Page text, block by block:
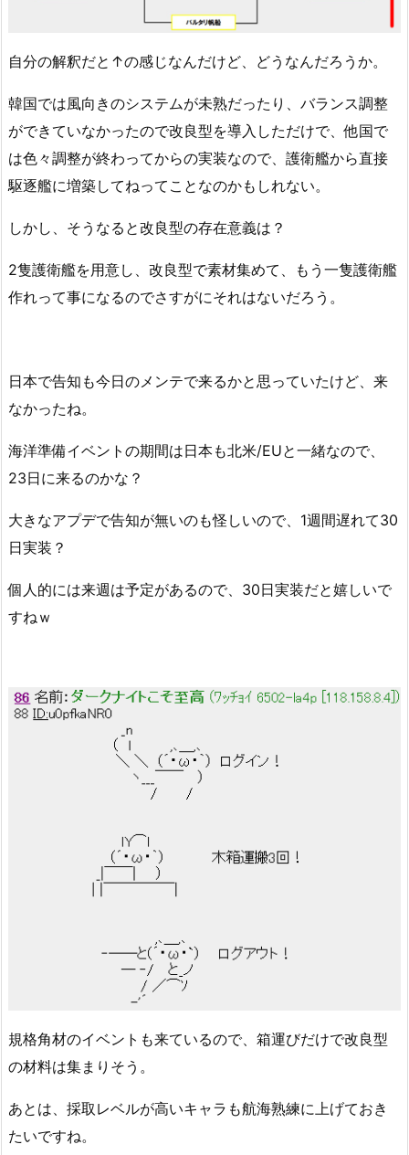
自分の解釈だと↑の感じなんだけど、どうなんだろうか。
韓国では風向きのシステムが未熟だったり、バランス調整
ができていなかったので改良型を導入しただけで、他国で
は色々調整が終わってからの実装なので、護衛艦から直接
駆逐艦に増築してねってことなのかもしれない。
しかし、そうなると改良型の存在意義は？
2隻護衛艦を用意し、改良型で素材集めて、もう一隻護衛艦
作れって事になるのでさすがにそれはないだろう。
日本で告知も今日のメンテで来るかと思っていたけど、来
なかったね。
海洋準備イベントの期間は日本も北米/EUと一緒なので、
23日に来るのかな？
大きなアプデで告知が無いのも怪しいので、1週間遅れて30
日実装？
個人的には来週は予定があるので、30日実装だと嬉しいで
すねｗ
規格角材のイベントも来ているので、箱運びだけで改良型
の材料は集まりそう。
あとは、採取レベルが高いキャラも航海熟練に上げておき
たいですね。